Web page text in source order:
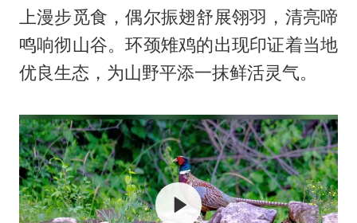
上漫步觅食，偶尔振翅舒展翎羽，清亮啼
鸣响彻山谷。环颈雉鸡的出现印证着当地
优良生态，为山野平添一抹鲜活灵气。